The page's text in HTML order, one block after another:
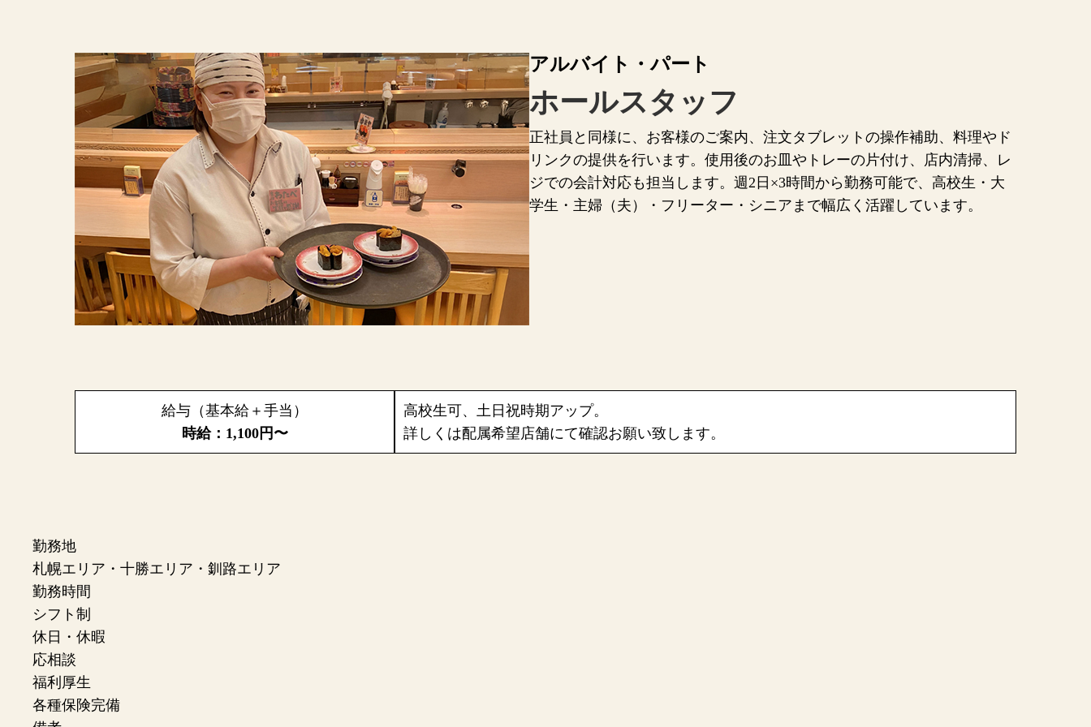
アルバイト・パート
ホールスタッフ
正社員と同様に、お客様のご案内、注文タブレットの操作補助、料理やド
リンクの提供を行います。使用後のお皿やトレーの片付け、店内清掃、レ
ジでの会計対応も担当します。週2日×3時間から勤務可能で、高校生・大
学生・主婦（夫）・フリーター・シニアまで幅広く活躍しています。
給与（基本給＋手当）
時給：1,100円〜
高校生可、土日祝時期アップ。
詳しくは配属希望店舗にて確認お願い致します。
勤務地
札幌エリア・十勝エリア・釧路エリア
勤務時間
シフト制
休日・休暇
応相談
福利厚生
各種保険完備